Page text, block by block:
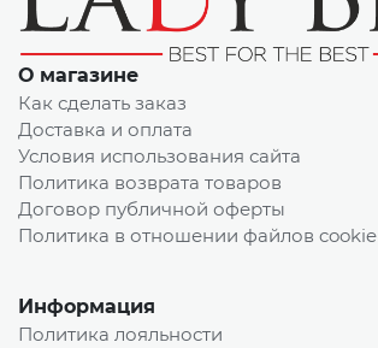
О магазине
Как сделать заказ
Доставка и оплата
Условия использования сайта
Политика возврата товаров
Договор публичной оферты
Политика в отношении файлов cookie
Информация
Политика лояльности